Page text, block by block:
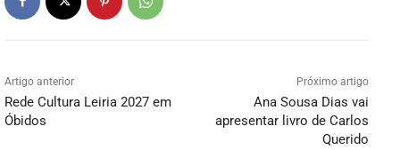
Artigo anterior
Rede Cultura Leiria 2027 em
Óbidos
Próximo artigo
Ana Sousa Dias vai
apresentar livro de Carlos
Querido